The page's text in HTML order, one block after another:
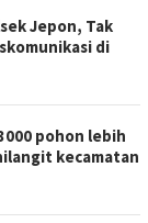
Jepon, Tak
di
pohon lebih
kecamatan